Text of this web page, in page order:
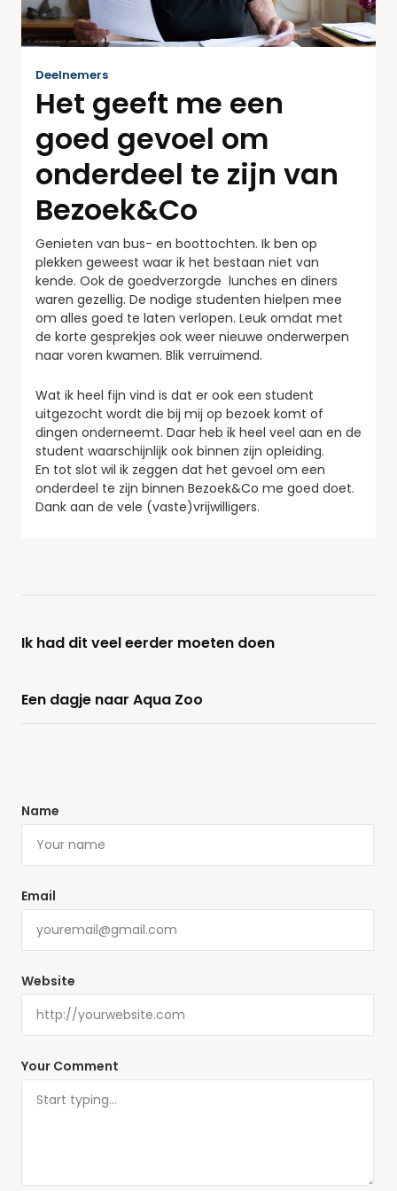
Deelnemers
Het geeft me een
goed gevoel om
onderdeel te zijn van
Bezoek&Co
Genieten van bus- en boottochten. Ik ben op
plekken geweest waar ik het bestaan niet van
kende. Ook de goedverzorgde lunches en diners
waren gezellig. De nodige studenten hielpen mee
om alles goed te laten verlopen. Leuk omdat met
de korte gesprekjes ook weer nieuwe onderwerpen
naar voren kwamen. Blik verruimend.
Wat ik heel fijn vind is dat er ook een student
uitgezocht wordt die bij mij op bezoek komt of
dingen onderneemt. Daar heb ik heel veel aan en de
student waarschijnlijk ook binnen zijn opleiding.
En tot slot wil ik zeggen dat het gevoel om een
onderdeel te zijn binnen Bezoek&Co me goed doet.
Dank aan de vele (vaste)vrijwilligers.
Ik had dit veel eerder moeten doen
Een dagje naar Aqua Zoo
Your Comment
Name
Email
Website